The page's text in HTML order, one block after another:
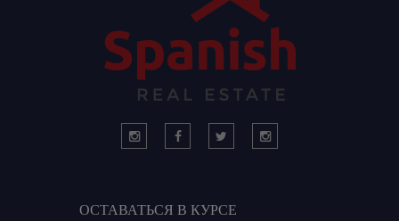
ОСТАВАТЬСЯ В КУРСЕ